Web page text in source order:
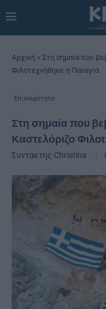
Αρχική » Στη σημαία που
Φιλοτεχνήθηκε η Παναγιά
Επικαιρότητα
Στη σημαία που
Καστελόριζο
Συντάκτης Christina